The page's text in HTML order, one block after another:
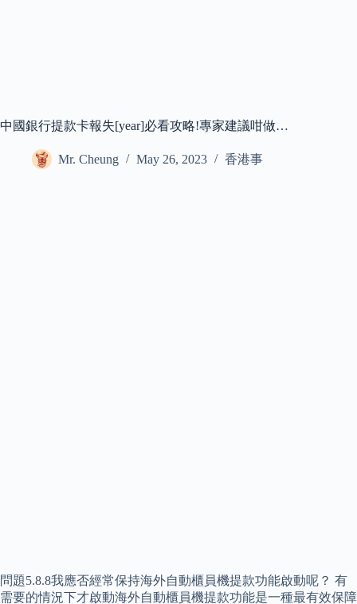
中國銀行提款卡報失[year]必看攻略!專家建議咁做…
Mr. Cheung May 26, 2023 香港事
問題5.8.8我應否經常保持海外自動櫃員機提款功能啟動呢？ 有
需要的情況下才啟動海外自動櫃員機提款功能是一種最有效保障